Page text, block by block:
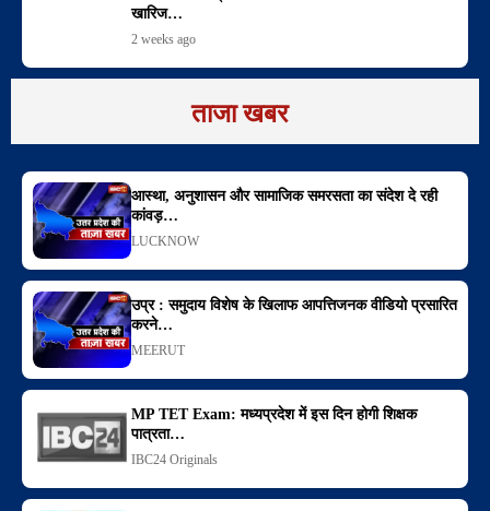
खारिज…
2 weeks ago
ताजा खबर
आस्था, अनुशासन और सामाजिक समरसता का संदेश दे रही
कांवड़…
LUCKNOW
उप्र : समुदाय विशेष के खिलाफ आपत्तिजनक वीडियो प्रसारित
करने…
MEERUT
MP TET Exam: मध्यप्रदेश में इस दिन होगी शिक्षक
पात्रता…
IBC24 Originals